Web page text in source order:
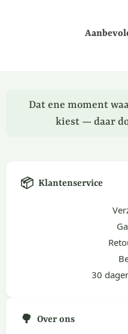
Dat ene moment
kiest — daar
📦 Klantenservice
30
🌳 Over ons